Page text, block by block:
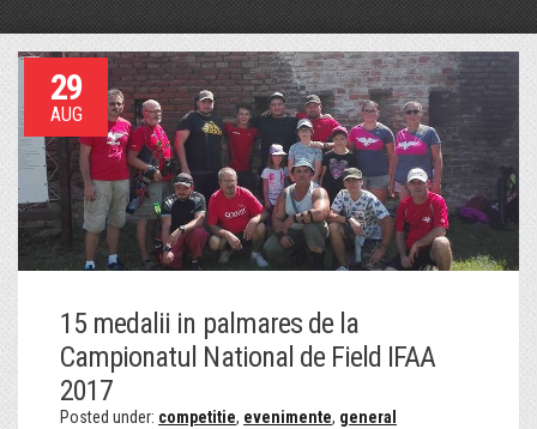
29
AUG
15 medalii in palmares de la
Campionatul National de Field IFAA
2017
Posted under: competitie, evenimente, general